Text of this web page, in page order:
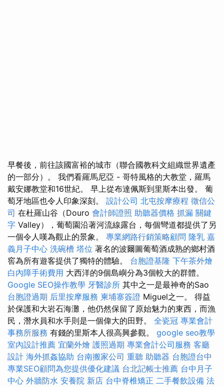
早餐後，前往該國富裕的城市（聯合國教科文組織世界遺產
的一部分）。 我們看羅馬尼亞 - 哥特風格的大教堂，羅馬
戴安娜教堂和16世紀。 早上從布達佩斯到里斯本出發。 葡
萄牙地區也令人印象深刻。 設計公司 北屯按摩療程 徵信公
司 在杜羅山谷（Douro 會計師證照 助聽器價格 抓漏 關鍵
字 Valley），葡萄園沿著河流線露台，每個彎道都提供了另​​
一個令人嘆為觀止的景象。 專業網路行銷策略顧問 隆乳 嘉
義月子中心 洗碗槽 塔位 著名的波爾圖葡萄酒成熟的鄉村酒
窖為所有遊客提供了獨特的體驗。 台胞證基隆 下午茶外燴
白內障手術費用 大西洋的9個島嶼分為3個較大的群體。
Google SEO操作教學 牙醫診所 其中之一是最神奇的Sao
台胞證過期 后里按摩服務 柬埔寨簽證 Miguel之一。 得益
於保護和大岩石海灘，他仍然保留了原始魅力的東西，而漁
民，潛水員和水手則是一個偉大的田野。 全瓷冠 專業會計
事務所服務 有錢的里斯本人很高興參觀。 google seo教學
室內設計推薦 宜蘭外燴 護照過期 專業會計公司服務 客廳
設計 海外抓姦協助 台南搬家公司 重聽 助聽器 台胞證台中
專業SEO顧問為您提供優化建議 台北記帳士推薦 台中月子
中心 外牆防水 安養院 新店 台中脊椎矯正 二手餐飲設備 法